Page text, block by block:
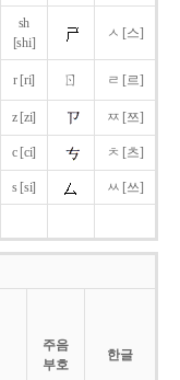
sh
[shi]
ㅅ [스]
r [ri] ㄖ ㄹ [르]
z [zi] ㅉ [쯔]
c [ci] ㅊ [츠]
s [si] ㅆ [쓰]
주음
부호
한글